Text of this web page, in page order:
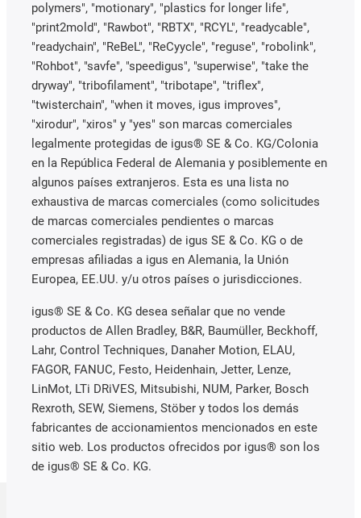
polymers", "motionary", "plastics for longer life",
"print2mold", "Rawbot", "RBTX", "RCYL", "readycable",
"readychain", "ReBeL", "ReCyycle", "reguse", "robolink",
"Rohbot", "savfe", "speedigus", "superwise", "take the
dryway", "tribofilament", "tribotape", "triflex",
"twisterchain", "when it moves, igus improves",
"xirodur", "xiros" y "yes" son marcas comerciales
legalmente protegidas de igus® SE & Co. KG/Colonia
en la República Federal de Alemania y posiblemente en
algunos países extranjeros. Esta es una lista no
exhaustiva de marcas comerciales (como solicitudes
de marcas comerciales pendientes o marcas
comerciales registradas) de igus SE & Co. KG o de
empresas afiliadas a igus en Alemania, la Unión
Europea, EE.UU. y/u otros países o jurisdicciones.
igus® SE & Co. KG desea señalar que no vende
productos de Allen Bradley, B&R, Baumüller, Beckhoff,
Lahr, Control Techniques, Danaher Motion, ELAU,
FAGOR, FANUC, Festo, Heidenhain, Jetter, Lenze,
LinMot, LTi DRiVES, Mitsubishi, NUM, Parker, Bosch
Rexroth, SEW, Siemens, Stöber y todos los demás
fabricantes de accionamientos mencionados en este
sitio web. Los productos ofrecidos por igus® son los
de igus® SE & Co. KG.